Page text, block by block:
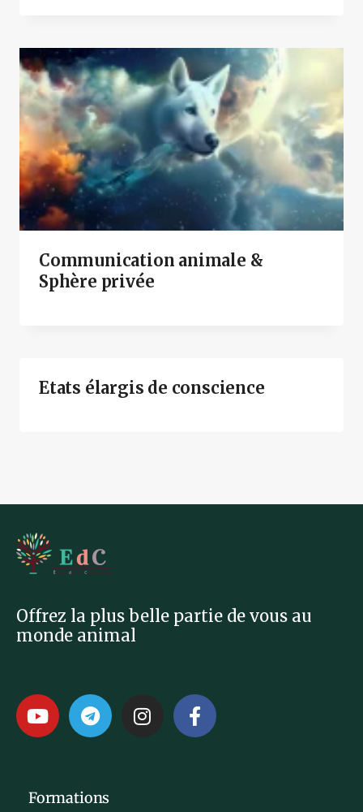
Communication animale &
Sphère privée
Etats élargis de conscience
Offrez la plus belle partie de vous au
monde animal
Formations